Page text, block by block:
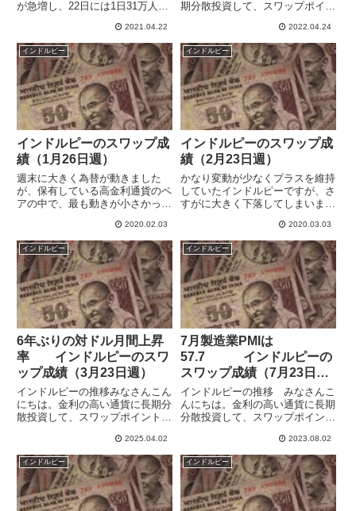
が急増し、22日には1日31万人に
れています。ユーロ/インドルピ
ーは4月に入ってから急激なユー
ロ高ルピー安となっており4月20
日には90.92をつけ、...
2021.04.22
期分散投資して、スワップポイン
す。4月17日週のユーロ/インドル
ピーは83.33の寄り付きが週の高
値となり、82.08までユーロ安ル
ピー高が進みますが...
2022.04.24
インドルピー
インドルピーのスワップ成
績（1月26日週）
週末に大きく為替が動きました
が、保有している高金利通貨のペ
アの中で、最も動きが小さかった
では継続して１日120円程度のス
ワップが付与されていますが、年
率で29％ほどで、すこし物足り
ないです。比較的に安定してい...
2020.02.03
インドルピー
インドルピーのスワップ成
績（2月23日週）
かなり変動が少なくプラスを維持
していたインドルピーですが、さ
すがに大きく下落してしまいまし
ドルピーの変動はペソ/円やラン
ド/円の半分以下でした。【参
照：高金利通貨の下落幅】長期の
過去の値動きでもインドルピーは
好...
2020.03.03
インドルピー
6年ぶりの対ドル月間上昇
率 インドルピーのスワ
ップ成績（3月23日週）
インドルピーの推移みなさんこん
にちは。金利の高い通貨に長期分
散投資して、スワップポイントに
毎週自身の記録もかねてブログで
毎週運用の報告をしています。イ
ンドルピーはドルと連動してい
て、両通貨はとても似た動きをし
ま...
2025.04.02
インドルピー
7月製造業PMIは
57.7 インドルピーの
スワップ成績（7月23日
週）
インドルピーの推移 みなさんこ
んにちは。金利の高い通貨に長期
分散投資して、スワップポイント
す。米ドル・メキシコペソ・トル
コリラ・ブラジルレアル・インド
ルピー・ポーランドズロチ・チェ
ココルナ・ハンガリーフォリント
の...
2023.08.02
インドルピー インドルピー